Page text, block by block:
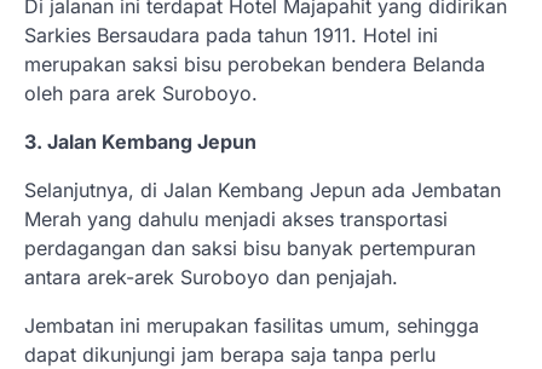
Di jalanan ini terdapat Hotel Majapahit yang didirikan
Sarkies Bersaudara pada tahun 1911. Hotel ini
merupakan saksi bisu perobekan bendera Belanda
oleh para arek Suroboyo.
3. Jalan Kembang Jepun
Selanjutnya, di Jalan Kembang Jepun ada Jembatan
Merah yang dahulu menjadi akses transportasi
perdagangan dan saksi bisu banyak pertempuran
antara arek-arek Suroboyo dan penjajah.
Jembatan ini merupakan fasilitas umum, sehingga
dapat dikunjungi jam berapa saja tanpa perlu